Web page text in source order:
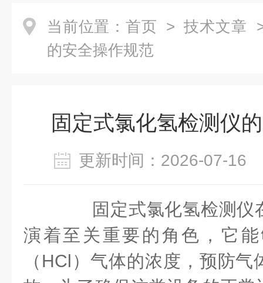
当前位置： 首页 > 技术文章
的安全操作规范
固定式氯化氢检测仪
更新时间：2026-07-
固定式氯化氢检测仪
演着至关重要的角色，它
（HCl）气体的浓度，预防